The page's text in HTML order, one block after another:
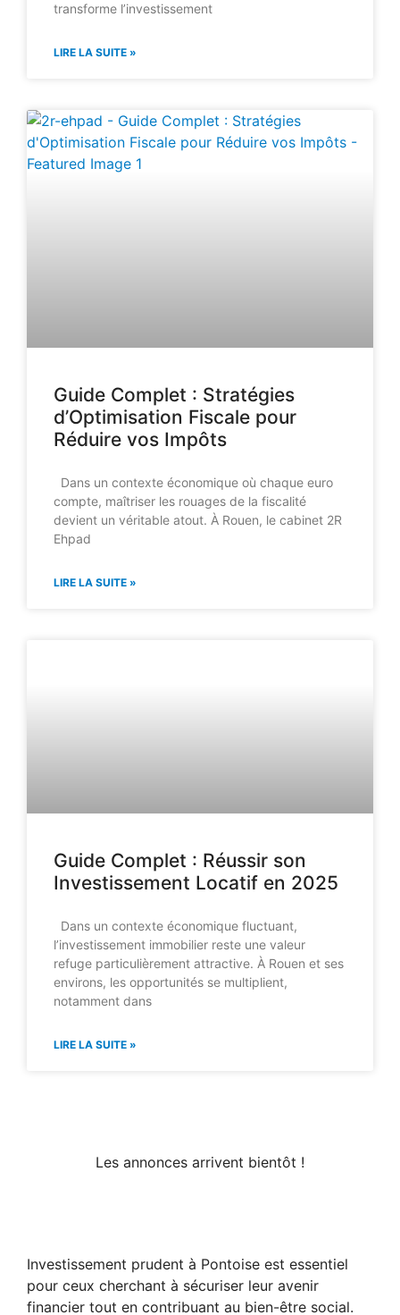
transforme l’investissement
LIRE LA SUITE »
Guide Complet : Stratégies
d’Optimisation Fiscale pour
Réduire vos Impôts
Dans un contexte économique où chaque euro
compte, maîtriser les rouages de la fiscalité
devient un véritable atout. À Rouen, le cabinet 2R
Ehpad
LIRE LA SUITE »
Guide Complet : Réussir son
Investissement Locatif en 2025
Dans un contexte économique fluctuant,
l’investissement immobilier reste une valeur
refuge particulièrement attractive. À Rouen et ses
environs, les opportunités se multiplient,
notamment dans
LIRE LA SUITE »
Les annonces arrivent bientôt !
Investissement prudent à Pontoise est essentiel
pour ceux cherchant à sécuriser leur avenir
financier tout en contribuant au bien-être social.